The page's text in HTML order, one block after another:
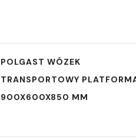
POLGAST WÓZEK
TRANSPORTOWY
900X600X850 MM